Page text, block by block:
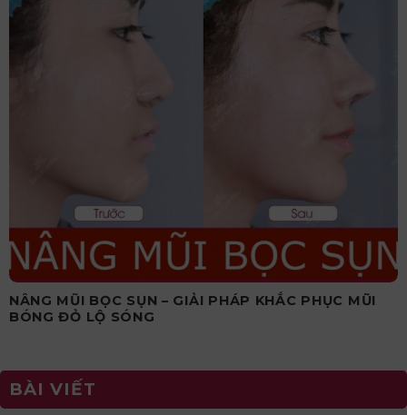
NÂNG MŨI BỌC SỤN – GIẢI PHÁP KHẮC PHỤC MŨI
BÓNG ĐỎ LỘ SÓNG
BÀI VIẾT